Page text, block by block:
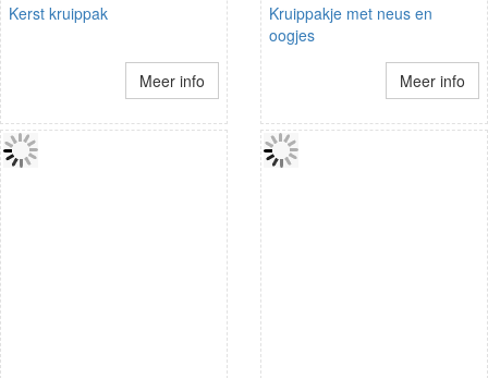
Kerst kruippak
Meer info
Kruippakje met neus en
oogjes
Meer info